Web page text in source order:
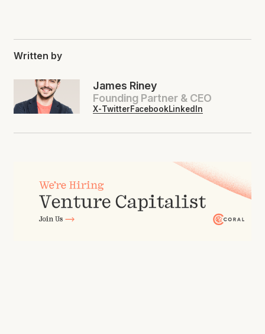
Written by
James Riney
Founding Partner & CEO
X-TwitterFacebookLinkedIn